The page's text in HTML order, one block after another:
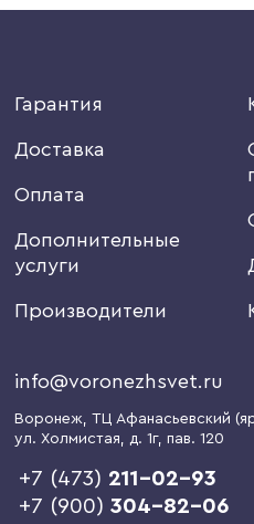
Гарантия
Доставка
Оплата
Дополнительные
услуги
Производители
info@voronezhsvet.ru
Воронеж, ТЦ Афанасьевский
ул. Холмистая, д. 1г, пав. 120
+7 (473) 211-02-93
+7 (900)304-82-06